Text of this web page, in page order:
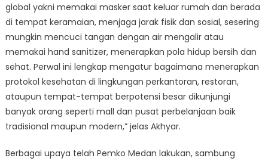
global yakni memakai masker saat keluar rumah dan berada
di tempat keramaian, menjaga jarak fisik dan sosial, sesering
mungkin mencuci tangan dengan air mengalir atau
memakai hand sanitizer, menerapkan pola hidup bersih dan
sehat. Perwal ini lengkap mengatur bagaimana menerapkan
protokol kesehatan di lingkungan perkantoran, restoran,
ataupun tempat-tempat berpotensi besar dikunjungi
banyak orang seperti mall dan pusat perbelanjaan baik
tradisional maupun modern,” jelas Akhyar.
Berbagai upaya telah Pemko Medan lakukan, sambung